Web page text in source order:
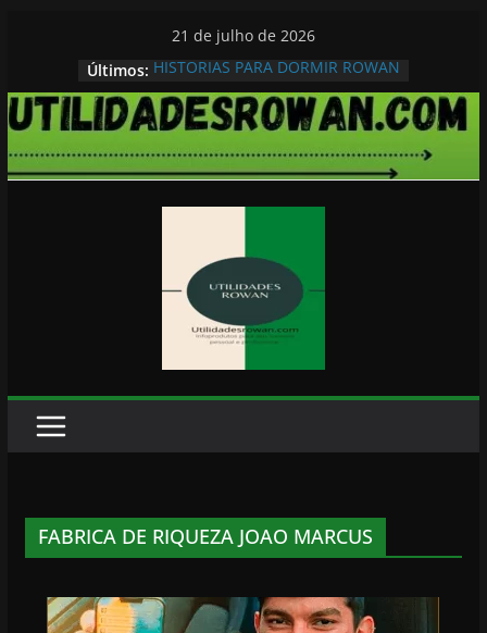
conteúdo
21 de julho de 2026
Últimos: HISTORIAS PARA DORMIR ROWAN
FABRICA DE RIQUEZA JOAO MARCUS